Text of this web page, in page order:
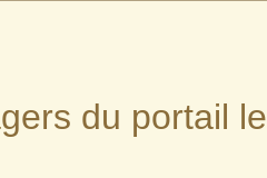
du portail